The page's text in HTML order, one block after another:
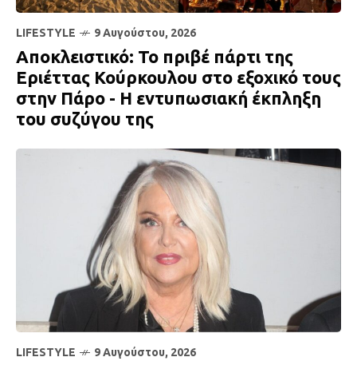
LIFESTYLE 9 Αυγούστου, 2026
Αποκλειστικό: Το πριβέ πάρτι της
Εριέττας Κούρκουλου στο εξοχικό τους
στην Πάρο - Η εντυπωσιακή έκπληξη
του συζύγου της
LIFESTYLE 9 Αυγούστου, 2026